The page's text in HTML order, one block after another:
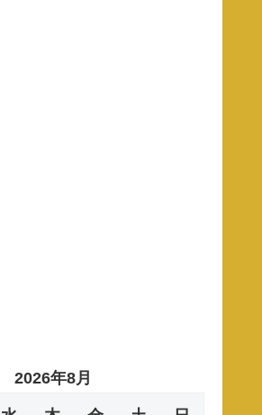
2026年8月